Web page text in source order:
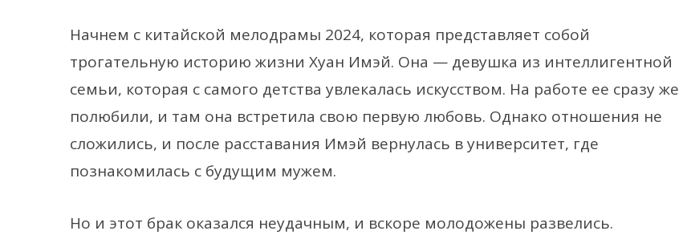
Начнем с китайской мелодрамы 2024, которая представляет собой
трогательную историю жизни Хуан Имэй. Она — девушка из интеллигентной
семьи, которая с самого детства увлекалась искусством. На работе ее сразу же
полюбили, и там она встретила свою первую любовь. Однако отношения не
сложились, и после расставания Имэй вернулась в университет, где
познакомилась с будущим мужем.
Но и этот брак оказался неудачным, и вскоре молодожены развелись.